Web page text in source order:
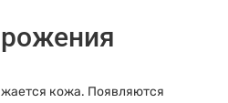
кожа. Появляются